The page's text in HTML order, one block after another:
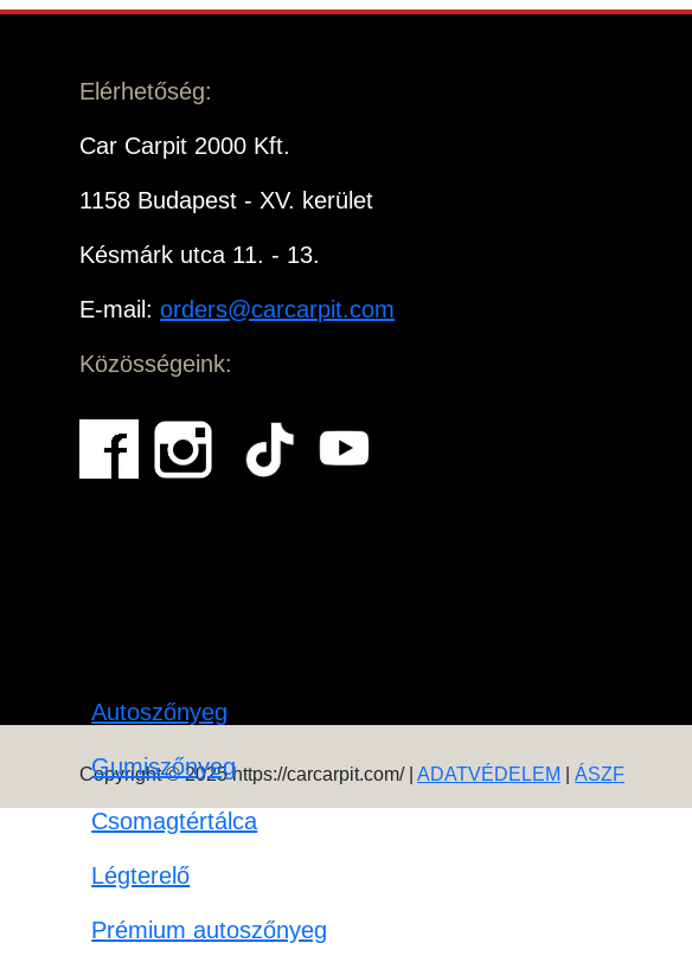
Elérhetőség:
Car Carpit 2000 Kft.
1158 Budapest - XV. kerület
Késmárk utca 11. - 13.
E-mail:orders@carcarpit.com
Közösségeink:
Autoszőnyeg
Gumiszőnyeg
Csomagtértálca
Légterelő
Prémium autoszőnyeg
Copyright © 2025 https://carcarpit.com/ |ADATVÉDELEM |ÁSZF